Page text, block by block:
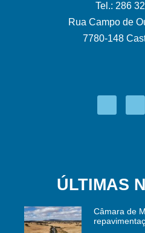
Tel.: 286
Rua Campo de
7780-148
ÚLTIMAS
Câmara de